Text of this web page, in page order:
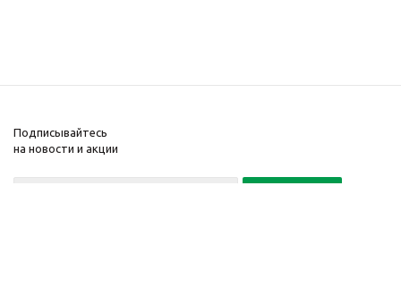
Подписывайтесь
на новости и акции